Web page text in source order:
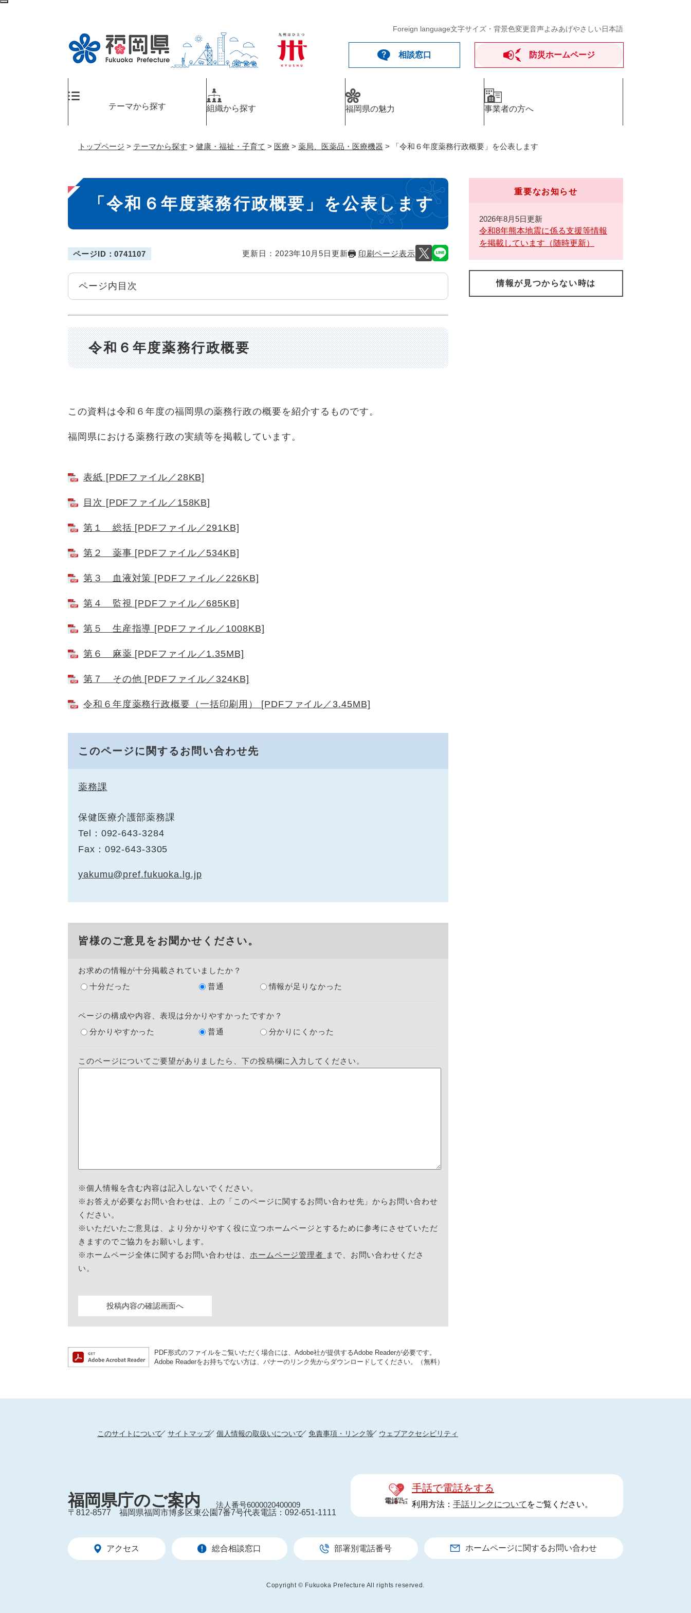
ペ
Foreign language文字サイズ・背景色変更音声よみあげやさしい日本語
相談窓口 防災ホームページ
テーマから探す 組織から探す 福岡県の魅力 事業者の方へ
トップページ > テーマから探す > 健康・福祉・子育て > 医療 > 薬局、医薬品・医療機器 > 「令和６年度薬務行政概要」を公表します
本
文
「令和６年度薬務行政概要」を公表します
ページID：0741107 更新日：2023年10月5日更新 印刷ページ表示
ページ内目次
令和６年度薬務行政概要
この資料は令和６年度の福岡県の薬務行政の概要を紹介するものです。
福岡県における薬務行政の実績等を掲載しています。
表紙 [PDFファイル／28KB]
目次 [PDFファイル／158KB]
第１ 総括 [PDFファイル／291KB]
第２ 薬事 [PDFファイル／534KB]
第３ 血液対策 [PDFファイル／226KB]
第４ 監視 [PDFファイル／685KB]
第５ 生産指導 [PDFファイル／1008KB]
第６ 麻薬 [PDFファイル／1.35MB]
第７ その他 [PDFファイル／324KB]
令和６年度薬務行政概要（一括印刷用） [PDFファイル／3.45MB]
このページに関するお問い合わせ先
薬務課
保健医療介護部薬務課
Tel：092-643-3284
Fax：092-643-3305
yakumu@pref.fukuoka.lg.jp
皆様のご意見をお聞かせください。
お求めの情報が十分掲載されていましたか？
十分だった
普通 情報が足りなかった
ページの構成や内容、表現は分かりやすかったですか？
分かりやすかった
普通 分かりにくかった
このページについてご要望がありましたら、下の投稿欄に入力してください。
※個人情報を含む内容は記入しないでください。
※お答えが必要なお問い合わせは、上の「このページに関するお問い合わせ先」からお問い合わせ
ください。
※いただいたご意見は、より分かりやすく役に立つホームページとするために参考にさせていただ
きますのでご協力をお願いします。
※ホームページ全体に関するお問い合わせは、 ホームページ管理者 まで、お問い合わせくださ
い。
PDF形式のファイルをご覧いただく場合には、Adobe社が提供するAdobe Readerが必要です。
Adobe Readerをお持ちでない方は、バナーのリンク先からダウンロードしてください。（無料）
重要なお知らせ
2026年8月5日更新
令和8年熊本地震に係る支援等情報
を掲載しています（随時更新）
情報が見つからない時は
このサイトについて サイトマップ 個人情報の取扱いについて 免責事項・リンク等 ウェブアクセシビリティ
福岡県庁のご案内
法人番号6000020400009
〒812-8577
福岡県福岡市博多区東公園7番7号代表電話：092-651-1111
手話で電話をする
利用方法： 手話リンクについて をご覧ください。
アクセス 総合相談窓口 部署別電話番号 ホームページに関するお問い合わせ
Copyright © Fukuoka Prefecture All rights reserved.